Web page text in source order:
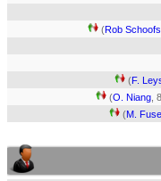
(Rob Schoofs
(F.
(O. Niang ,
(M.